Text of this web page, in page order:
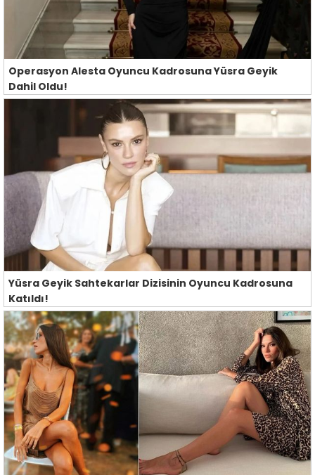
Operasyon Alesta Oyuncu Kadrosuna Yüsra Geyik
Dahil Oldu!
Yüsra Geyik Sahtekarlar Dizisinin Oyuncu Kadrosuna
Katıldı!